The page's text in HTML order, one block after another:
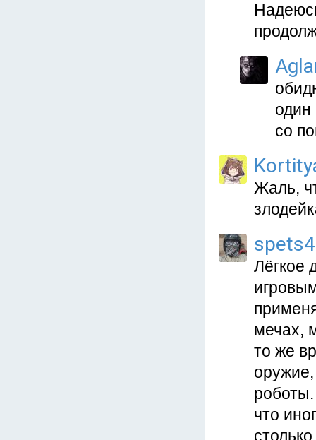
один
со
Жаль,
Лёгкое
мечах,
то же
что